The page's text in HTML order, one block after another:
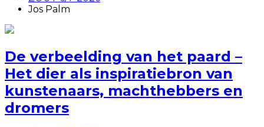
Jos Palm
De verbeelding van het paard –
Het dier als inspiratiebron van
kunstenaars, machthebbers en
dromers